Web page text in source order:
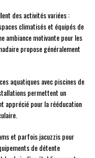
des activités variées :
climatisés et équipés de
ambiance motivante pour les
propose généralement
aquatiques avec piscines de
permettent un
apprécié pour la rééducation
et parfois jacuzzis pour
de détente